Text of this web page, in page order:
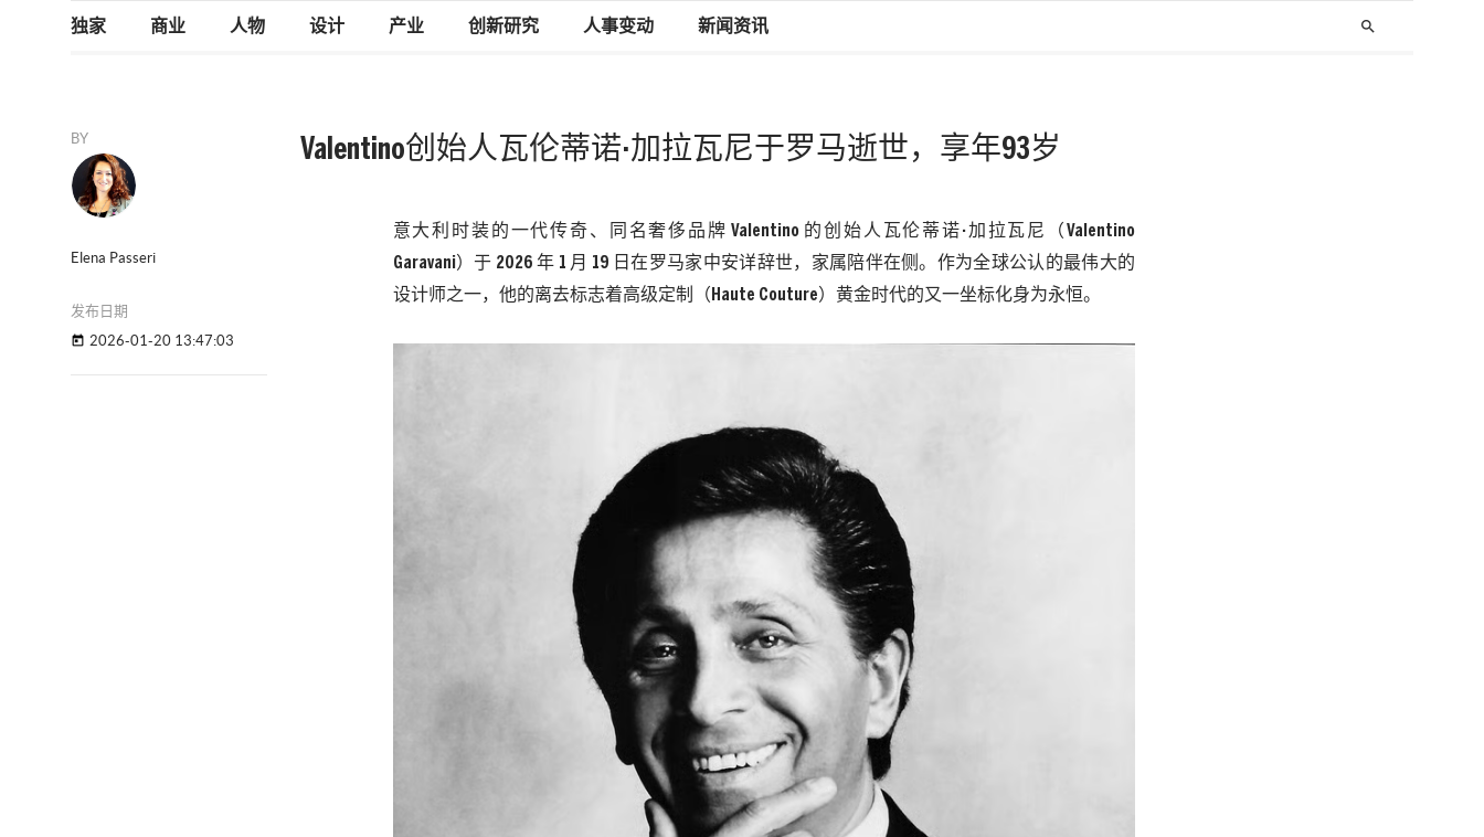
独家 商业 人物 设计 产业 创新研究 人事变动 新闻资讯 search
BY
Elena Passeri
发布日期
today 2026-01-20 13:47:03
Valentino创始人瓦伦蒂诺·加拉瓦尼于罗马逝世，享年93岁
意大利时装的一代传奇、同名奢侈品牌 Valentino 的创始人瓦伦蒂诺·加拉瓦尼（Valentino
Garavani）于 2026 年 1 月 19 日在罗马家中安详辞世，家属陪伴在侧。作为全球公认的最伟大的
设计师之一，他的离去标志着高级定制（Haute Couture）黄金时代的又一坐标化身为永恒。